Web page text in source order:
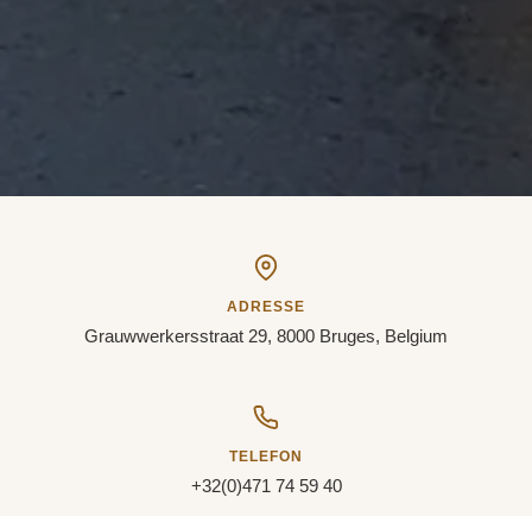
ADRESSE
Grauwwerkersstraat 29, 8000 Bruges, Belgium
TELEFON
+32(0)471 74 59 40